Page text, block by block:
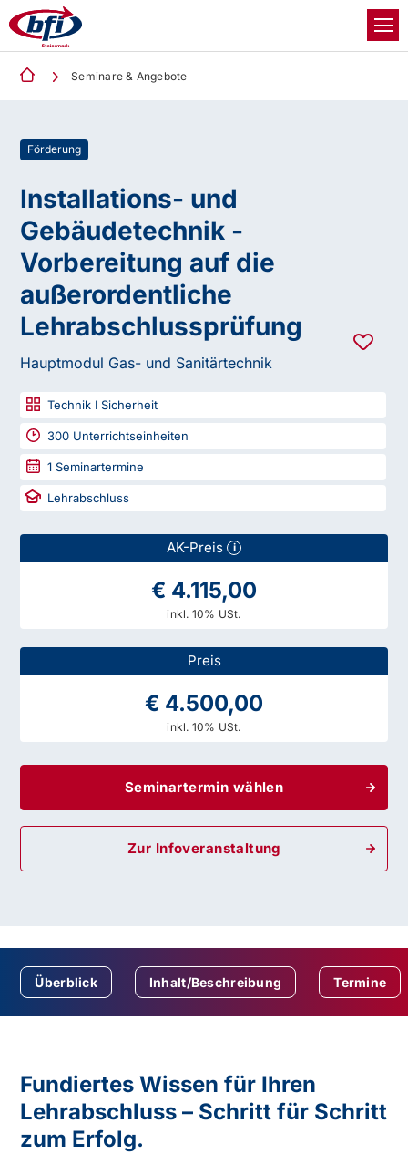
Seminare & Angebote
Förderung
Installations- und
Gebäudetechnik -
Vorbereitung auf die
außerordentliche
Lehrabschlussprüfung
Hauptmodul Gas- und Sanitärtechnik
Technik I Sicherheit
300 Unterrichtseinheiten
1 Seminartermine
Lehrabschluss
AK-Preis i
€ 4.115,00
inkl. 10% USt.
Preis
€ 4.500,00
inkl. 10% USt.
Seminartermin wählen
Zur Infoveranstaltung
Überblick Inhalt/Beschreibung Termine
Fundiertes Wissen für Ihren
Lehrabschluss – Schritt für Schritt
zum Erfolg.